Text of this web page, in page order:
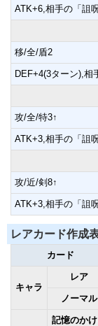
ATK+6,相手の「詛
移/全/盾2
DEF+4(3ターン),相
攻/全/特3↑
ATK+3,相手の「詛
攻/近/剣8↑
ATK+3,相手の「詛
レアカード作成
カード
キャラ
レア
ノーマル
記憶のか